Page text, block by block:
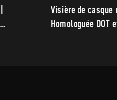
Visière de casque
Homologuée DOT